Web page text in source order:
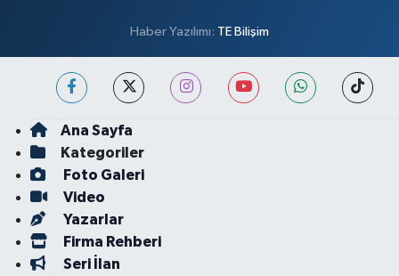
Haber Yazılımı: TE Bilişim
Ana Sayfa
Kategoriler
Foto Galeri
Video
Yazarlar
Firma Rehberi
Seri İlan